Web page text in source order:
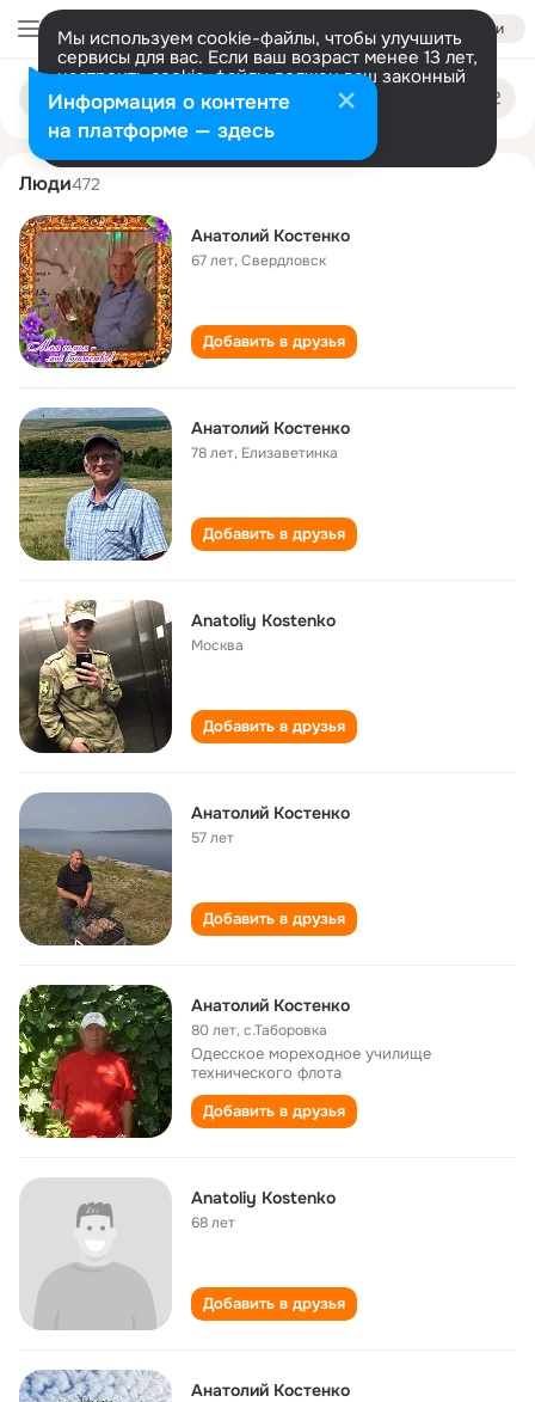
Войти
Мы используем cookie-файлы, чтобы улучшить
сервисы для вас. Если ваш возраст менее 13 лет,
настроить cookie-файлы должен ваш законный
представитель. Больше информации
Разрешить все Настроить
Поиск
людям
anatoliy kostenko
Люди472
Анатолий Костенко
67 лет,Свердловск
Добавить в друзья
Анатолий Костенко
78 лет, Елизаветинка
Добавить в друзья
Anatoliy Kostenko
Москва
Добавить в друзья
Анатолий Костенко
57 лет
Добавить в друзья
Анатолий Костенко
80 лет,с.Таборовка
Одесское мореходное училище
технического флота
Добавить в друзья
Anatoliy Kostenko
68 лет
Добавить в друзья
Анатолий Костенко
Информация о контенте
на платформе — здесь